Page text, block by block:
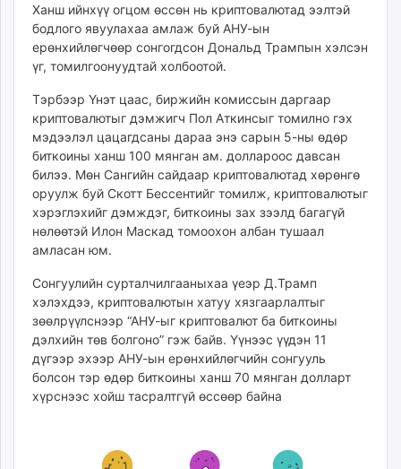
unen.mn
asu.mn
shudarga.mn
unuudur.mn
isee.mn
mglradio.com
fact.mn
itoim.mn
tumen.mn
tvmongolia.mn
mass.mn
unegui.mn
assa.mn
toim.mn
tac.mn
Ханш ийнхүү огцом өссөн нь криптовалютад ээлтэй
бодлого явуулахаа амлаж буй АНУ-ын
ерөнхийлөгчөөр сонгогдсон Дональд Трампын хэлсэн
үг, томилгоонуудтай холбоотой.
Тэрбээр Үнэт цаас, биржийн комиссын даргаар
криптовалютыг дэмжигч Пол Аткинсыг томилно гэх
мэдээлэл цацагдсаны дараа энэ сарын 5-ны өдөр
биткоины ханш 100 мянган ам. доллароос давсан
билээ. Мөн Сангийн сайдаар криптовалютад хөрөнгө
оруулж буй Скотт Бессентийг томилж, криптовалютыг
хэрэглэхийг дэмждэг, биткоины зах зээлд багагүй
нөлөөтэй Илон Маскад томоохон албан тушаал
амласан юм.
Сонгуулийн сурталчилгааныхаа үеэр Д.Трамп
хэлэхдээ, криптовалютын хатуу хязгаарлалтыг
зөөлрүүлснээр “АНУ-ыг криптовалют ба биткоины
дэлхийн төв болгоно” гэж байв. Үүнээс үүдэн 11
дүгээр эхээр АНУ-ын ерөнхийлөгчийн сонгууль
болсон тэр өдөр биткоины ханш 70 мянган долларт
хүрснээс хойш тасралтгүй өссөөр байна